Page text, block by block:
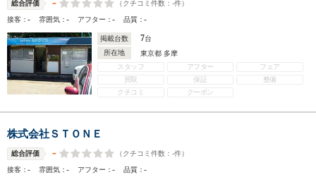
総合評価 （クチコミ件数： -件）
接客：- 雰囲気：- アフター：- 品質：-
掲載台数 7台
所在地
東京都 多摩
スタッフ
アフター
フェア
買取
保証
整備
クチコミ
クーポン
株式会社ＳＴＯＮＥ
総合評価 - （クチコミ件数： -件）
接客：- 雰囲気：- アフター：- 品質：-